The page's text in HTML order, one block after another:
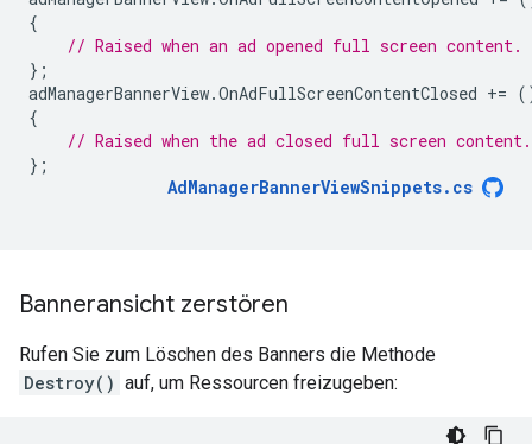
{
// Raised when an ad opened full screen content.
};
adManagerBannerView.OnAdFullScreenContentClosed +=
{
// Raised when the ad closed full screen content.
};
AdManagerBannerViewSnippets. cs
Banneransicht zerstören
Rufen Sie zum Löschen des Banners die Methode
Destroy() auf, um Ressourcen freizugeben: